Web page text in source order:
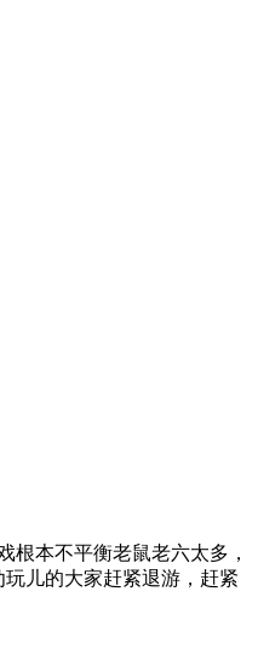
根本不平衡老鼠老六太多，
儿的大家赶紧退游，赶紧